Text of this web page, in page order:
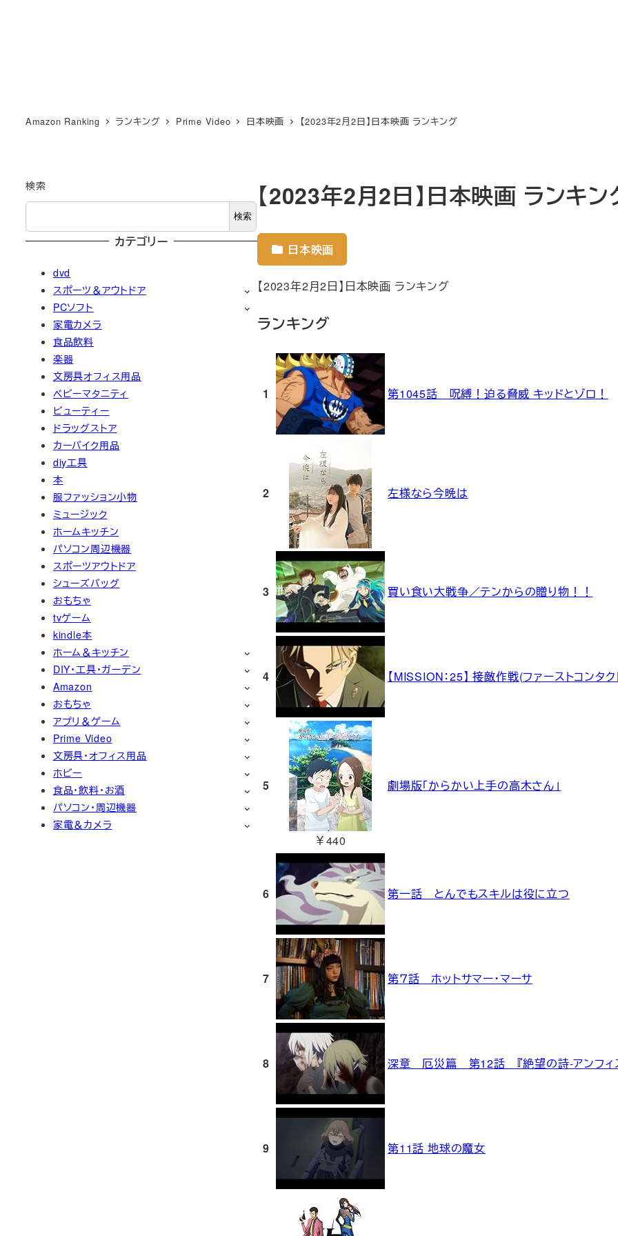
Amazon Ranking ランキング Prime Video 日本映画 【2023年2月2日】日本映画 ランキング
【2023年2月2日】日本映画 ランキン
日本映画
【2023年2月2日】日本映画 ランキング
ランキング
1 第1045話 呪縛！迫る脅威 キッドとゾロ！
2 左様なら今晩は
3 買い食い大戦争／テンからの贈り物！！
4 【MISSION：25】 接敵作戦(ファーストコンタク
5
￥440
劇場版「からかい上手の高木さん」
6 第一話 とんでもスキルは役に立つ
7 第７話 ホットサマー・マーサ
8 深章 厄災篇 第12話 『絶望の詩-アンフィス
9 第11話 地球の魔女
検索
検索
カテゴリー
dvd
スポーツ＆アウトドア
PCソフト
家電カメラ
食品飲料
楽器
文房具オフィス用品
ベビーマタニティ
ビューティー
ドラッグストア
カーバイク用品
diy工具
本
服ファッション小物
ミュージック
ホームキッチン
パソコン周辺機器
スポーツアウトドア
シューズバッグ
おもちゃ
tvゲーム
kindle本
ホーム＆キッチン
DIY・工具・ガーデン
Amazon
おもちゃ
アプリ＆ゲーム
Prime Video
文房具・オフィス用品
ホビー
食品・飲料・お酒
パソコン・周辺機器
家電＆カメラ